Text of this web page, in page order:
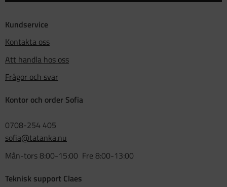
Kundservice
Kontakta oss
Att handla hos oss
Frågor och svar
Kontor och order Sofia
0708-254 405
sofia@tatanka.nu
Mån-tors 8:00-15:00 Fre 8:00-13:00
Teknisk support Claes